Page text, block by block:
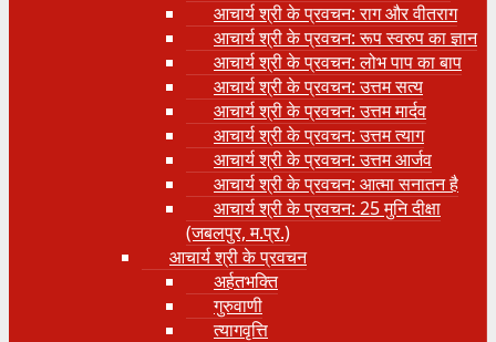
आचार्य श्री के प्रवचन: राग और वीतराग
आचार्य श्री के प्रवचन: रूप स्वरुप का ज्ञान
आचार्य श्री के प्रवचन: लोभ पाप का बाप
आचार्य श्री के प्रवचन: उत्तम सत्य
आचार्य श्री के प्रवचन: उत्तम मार्दव
आचार्य श्री के प्रवचन: उत्तम त्याग
आचार्य श्री के प्रवचन: उत्तम आर्जव
आचार्य श्री के प्रवचन: आत्मा सनातन है
आचार्य श्री के प्रवचन: 25 मुनि दीक्षा
(जबलपुर, म.प्र.)
आचार्य श्री के प्रवचन
अर्हतभक्ति
गुरुवाणी
त्यागवृत्ति